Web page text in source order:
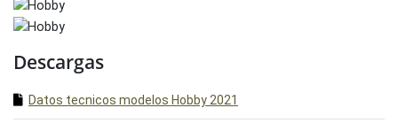
Descargas
Datos tecnicos modelos Hobby 2021